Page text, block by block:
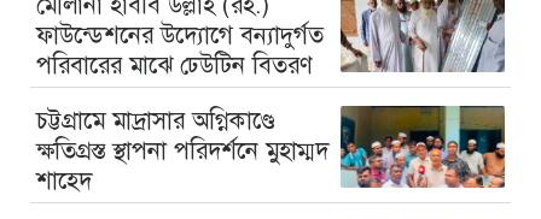
ফাউন্ডেশনের উদ্যোগে বন্যাদুর্গত
পরিবারের মাঝে ঢেউটিন বিতরণ
চট্টগ্রামে মাদ্রাসার অগ্নিকাণ্ডে
ক্ষতিগ্রস্ত স্থাপনা পরিদর্শনে মুহাম্মদ
শাহেদ